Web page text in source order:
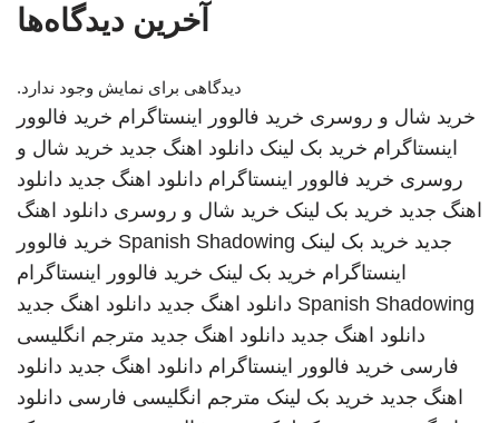
آخرین دیدگاه‌ها
دیدگاهی برای نمایش وجود ندارد.
خرید شال و روسری خرید فالوور اینستاگرام خرید فالوور
اینستاگرام خرید بک لینک دانلود اهنگ جدید خرید شال و
روسری خرید فالوور اینستاگرام دانلود اهنگ جدید دانلود
اهنگ جدید خرید بک لینک خرید شال و روسری دانلود اهنگ
جدید خرید بک لینک Spanish Shadowing خرید فالوور
اینستاگرام خرید بک لینک خرید فالوور اینستاگرام
Spanish Shadowing دانلود اهنگ جدید دانلود اهنگ جدید
دانلود اهنگ جدید دانلود اهنگ جدید مترجم انگلیسی
فارسی خرید فالوور اینستاگرام دانلود اهنگ جدید دانلود
اهنگ جدید خرید بک لینک مترجم انگلیسی فارسی دانلود